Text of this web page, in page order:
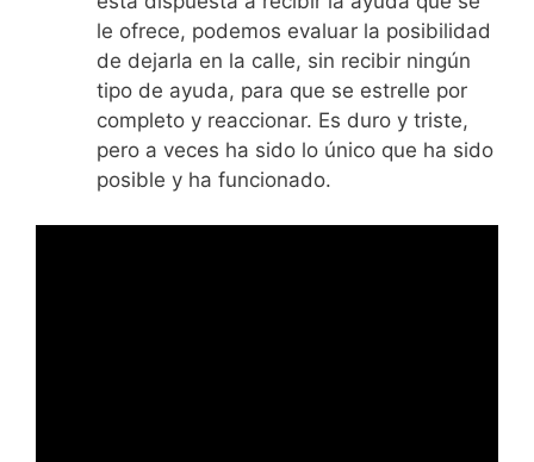
le ofrece, podemos evaluar la posibilidad
de dejarla en la calle, sin recibir ningún
tipo de ayuda, para que se estrelle por
completo y reaccionar. Es duro y triste,
pero a veces ha sido lo único que ha sido
posible y ha funcionado.